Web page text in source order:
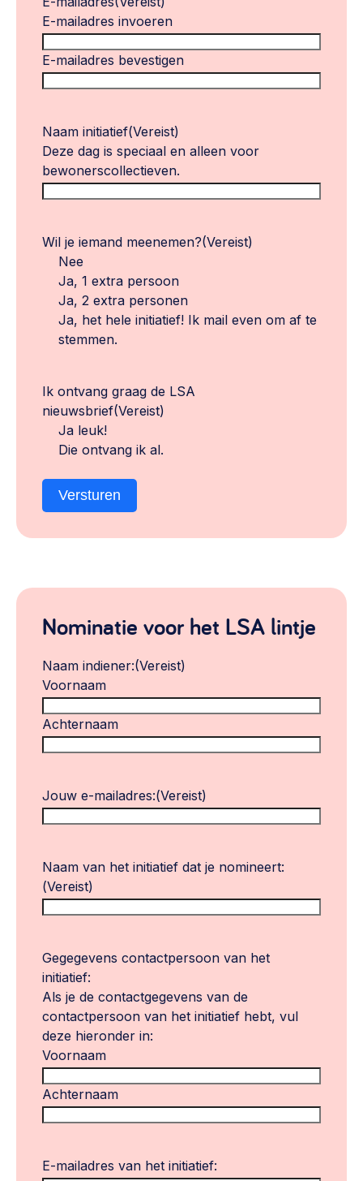
E-mailadres invoeren
E-mailadres bevestigen
Naam initiatief(Vereist)
Deze dag is speciaal en alleen voor
bewonerscollectieven.
Wil je iemand meenemen?(Vereist)
Nee
Ja, 1 extra persoon
Ja, 2 extra personen
Ja, het hele initiatief! Ik mail even om af te
stemmen.
Ik ontvang graag de LSA
nieuwsbrief(Vereist)
Ja leuk!
Die ontvang ik al.
Versturen
Nominatie voor het LSA lintje
Naam indiener:(Vereist)
Voornaam
Achternaam
Jouw e-mailadres:(Vereist)
Naam van het initiatief dat je nomineert:
(Vereist)
Gegegevens contactpersoon van het
initiatief:
Als je de contactgegevens van de
contactpersoon van het initiatief hebt, vul
deze hieronder in:
Voornaam
Achternaam
E-mailadres van het initiatief: